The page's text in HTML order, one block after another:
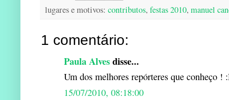
lugares e motivos: contributos, festas 2010, manuel
1 comentário:
Paula Alvesdisse...
Um dos melhores repórteres que conheço !
15/07/2010, 08:18:00